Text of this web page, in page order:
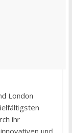
London
ihr
und